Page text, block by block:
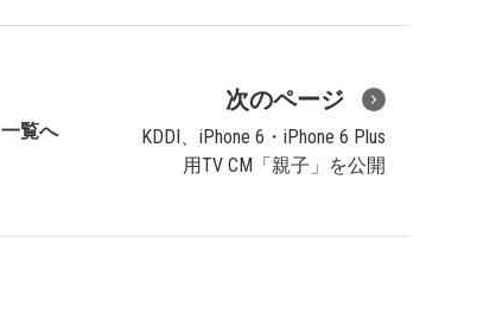
一覧へ
次のページ
KDDI、iPhone 6・iPhone 6 Plus
用TV CM「親子」を公開